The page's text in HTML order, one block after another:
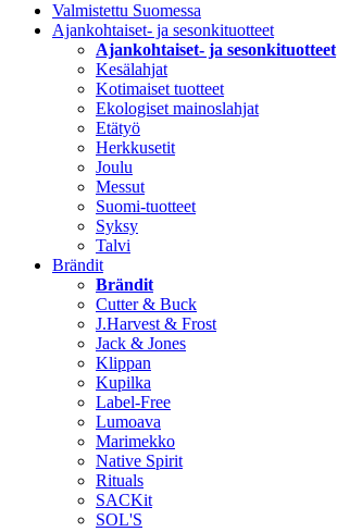
Valmistettu Suomessa
Ajankohtaiset- ja sesonkituotteet
Ajankohtaiset- ja sesonkituotteet
Kesälahjat
Kotimaiset tuotteet
Ekologiset mainoslahjat
Etätyö
Herkkusetit
Joulu
Messut
Suomi-tuotteet
Syksy
Talvi
Brändit
Brändit
Cutter & Buck
J.Harvest & Frost
Jack & Jones
Klippan
Kupilka
Label-Free
Lumoava
Marimekko
Native Spirit
Rituals
SACKit
SOL'S